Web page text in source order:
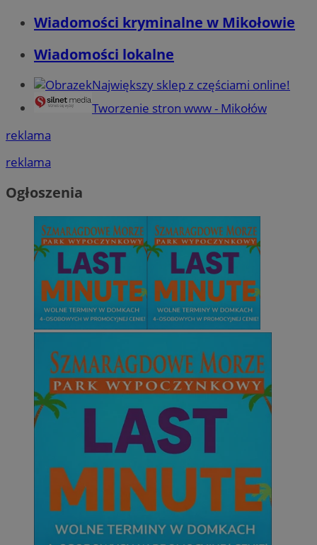
Wiadomości kryminalne w Mikołowie
Wiadomości lokalne
Największy sklep z częściami online!
Tworzenie stron www - Mikołów
reklama
reklama
Ogłoszenia